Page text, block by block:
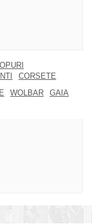
CORSETE
WOLBAR
GAIA